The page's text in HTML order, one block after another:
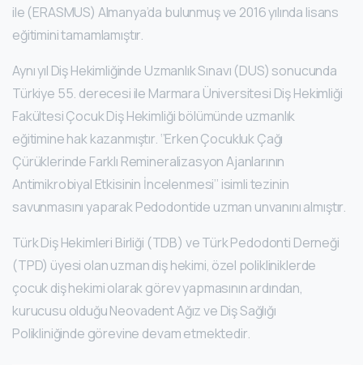
ile (ERASMUS) Almanya’da bulunmuş ve 2016 yılında lisans
eğitimini tamamlamıştır.
Aynı yıl Diş Hekimliğinde Uzmanlık Sınavı (DUS) sonucunda
Türkiye 55. derecesi ile Marmara Üniversitesi Diş Hekimliği
Fakültesi Çocuk Diş Hekimliği bölümünde uzmanlık
eğitimine hak kazanmıştır. ‘’Erken Çocukluk Çağı
Çürüklerinde Farklı Remineralizasyon Ajanlarının
Antimikrobiyal Etkisinin İncelenmesi’’ isimli tezinin
savunmasını yaparak Pedodontide uzman unvanını almıştır.
Türk Diş Hekimleri Birliği (TDB) ve Türk Pedodonti Derneği
(TPD) üyesi olan uzman diş hekimi, özel polikliniklerde
çocuk diş hekimi olarak görev yapmasının ardından,
kurucusu olduğu Neovadent Ağız ve Diş Sağlığı
Polikliniğinde görevine devam etmektedir.